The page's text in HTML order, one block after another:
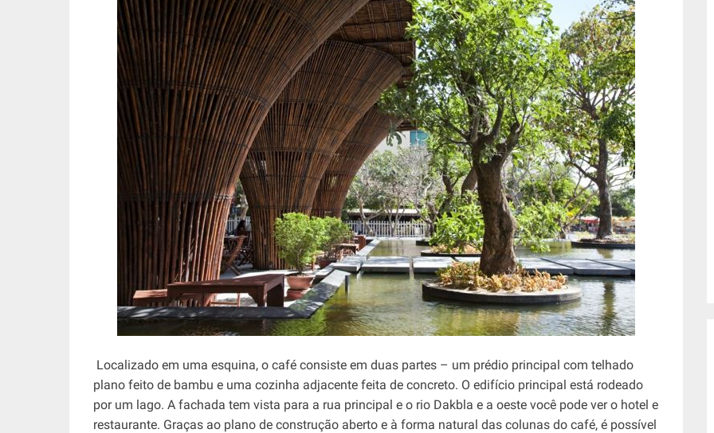
Localizado em uma esquina, o café consiste em duas partes – um prédio principal com telhado
plano feito de bambu e uma cozinha adjacente feita de concreto. O edifício principal está rodeado
por um lago. A fachada tem vista para a rua principal e o rio Dakbla e a oeste você pode ver o hotel e
restaurante. Graças ao plano de construção aberto e à forma natural das colunas do café, é possível